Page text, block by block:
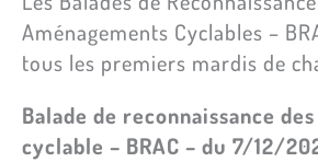
Aménagements Cyclables –
tous les premiers mardis de
Balade de reconnaissance
cyclable – BRAC – du 7/12/